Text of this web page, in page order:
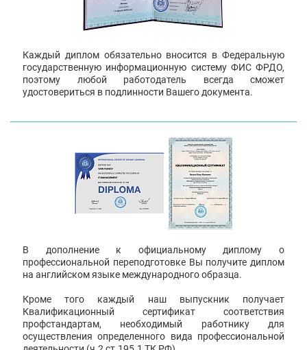
Каждый диплом обязательно вносится в Федеральную
государственную информационную систему ФИС ФРДО,
поэтому любой работодатель всегда сможет
удостовериться в подлинности Вашего документа.
В дополнение к официальному диплому о
профессиональной переподготовке Вы получите диплом
на английском языке международного образца.
Кроме того каждый наш выпускник получает
Квалификационный сертификат соответствия
профстандартам, необходимый работнику для
осуществления определенного вида профессиональной